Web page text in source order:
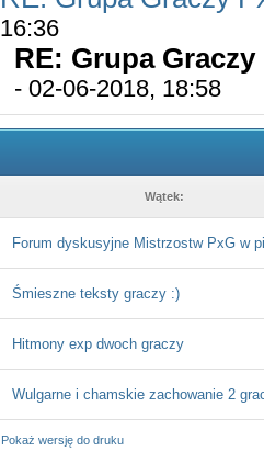
16:36
RE: Grupa
- 02-06-2018, 18:58
Wątek:
Forum dyskusyjne Mistrzostw PxG w
Śmieszne teksty graczy :)
Hitmony exp dwoch graczy
Wulgarne i chamskie zachowanie 2
Pokaż wersję do druku